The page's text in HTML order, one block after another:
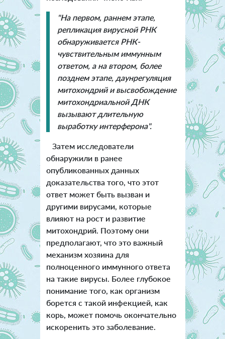
"На первом, раннем этапе,
репликация вирусной РНК
обнаруживается РНК-
чувствительным иммунным
ответом, а на втором, более
позднем этапе, даунрегуляция
митохондрий и высвобождение
митохондриальной ДНК
вызывают длительную
выработку интерферона".
Затем исследователи
обнаружили в ранее
опубликованных данных
доказательства того, что этот
ответ может быть вызван и
другими вирусами, которые
влияют на рост и развитие
митохондрий. Поэтому они
предполагают, что это важный
механизм хозяина для
полноценного иммунного ответа
на такие вирусы. Более глубокое
понимание того, как организм
борется с такой инфекцией, как
корь, может помочь окончательно
искоренить это заболевание.